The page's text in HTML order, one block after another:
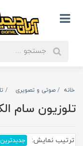
خانه صوتی و تصویری
تلوزیون سام
ترتیب نمایش: جدیدترین